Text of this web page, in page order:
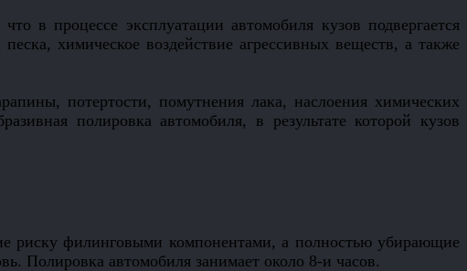
в процессе эксплуатации автомобиля кузов подвергается
химическое воздействие агрессивных веществ, а также
потертости, помутнения лака, наслоения химических
полировка автомобиля, в результате которой кузов
риску филинговыми компонентами, а полностью убирающие
Полировка автомобиля занимает около 8-и часов.